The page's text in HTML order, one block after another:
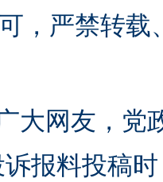
，严禁转
大网友，党
报料投稿